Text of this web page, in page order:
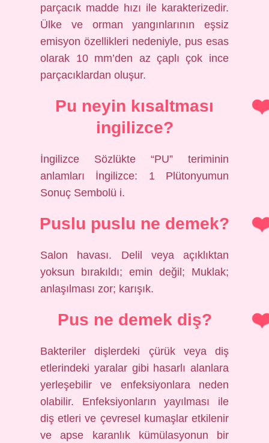
parçacık madde hızı ile karakterizedir.
Ülke ve orman yangınlarının eşsiz
emisyon özellikleri nedeniyle, pus esas
olarak 10 mm’den az çaplı çok ince
parçacıklardan oluşur.
Pu neyin kısaltması
ingilizce?
İngilizce Sözlükte “PU” teriminin
anlamları İngilizce: 1 Plütonyumun
Sonuç Sembolü i.
Puslu puslu ne demek?
Salon havası. Delil veya açıklıktan
yoksun bırakıldı; emin değil; Muklak;
anlaşılması zor; karışık.
Pus ne demek diş?
Bakteriler dişlerdeki çürük veya diş
etlerindeki yaralar gibi hasarlı alanlara
yerleşebilir ve enfeksiyonlara neden
olabilir. Enfeksiyonların yayılması ile
diş etleri ve çevresel kumaşlar etkilenir
ve apse karanlık kümülasyonun bir